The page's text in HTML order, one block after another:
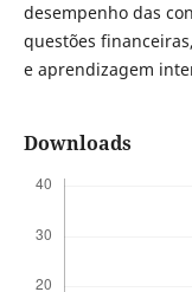
desempenho das
questões
e aprendizagem
Downloads